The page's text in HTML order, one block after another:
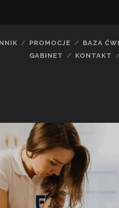
PROMOCJE BAZA
GABINET
KONTAKT